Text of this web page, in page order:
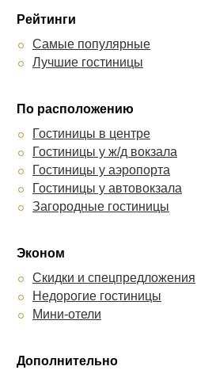
Рейтинги
Самые популярные
Лучшие гостиницы
По расположению
Гостиницы в центре
Гостиницы у ж/д вокзала
Гостиницы у аэропорта
Гостиницы у автовокзала
Загородные гостиницы
Эконом
Скидки и спецпредложения
Недорогие гостиницы
Мини-отели
Дополнительно